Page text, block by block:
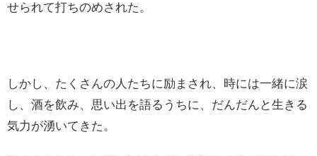
せられて打ちのめされた。
しかし、たくさんの人たちに励まされ、時には一緒に涙
し、酒を飲み、思い出を語るうちに、だんだんと生きる
気力が湧いてきた。